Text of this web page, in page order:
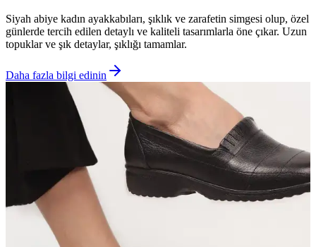
Siyah abiye kadın ayakkabıları, şıklık ve zarafetin simgesi olup, özel
günlerde tercih edilen detaylı ve kaliteli tasarımlarla öne çıkar. Uzun
topuklar ve şık detaylar, şıklığı tamamlar.
Daha fazla bilgi edinin